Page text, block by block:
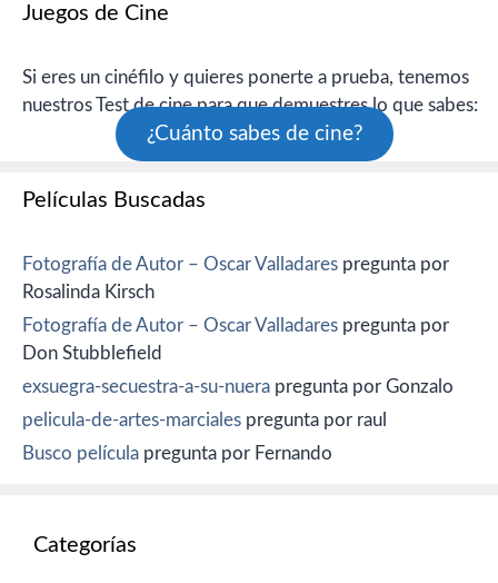
Juegos de Cine
Si eres un cinéfilo y quieres ponerte a prueba, tenemos
nuestros Test de cine para que demuestres lo que sabes:
¿Cuánto sabes de cine?
Películas Buscadas
Fotografía de Autor – Oscar Valladares pregunta por
Rosalinda Kirsch
Fotografía de Autor – Oscar Valladares pregunta por
Don Stubblefield
exsuegra-secuestra-a-su-nuera pregunta por Gonzalo
pelicula-de-artes-marciales pregunta por raul
Busco película pregunta por Fernando
Categorías